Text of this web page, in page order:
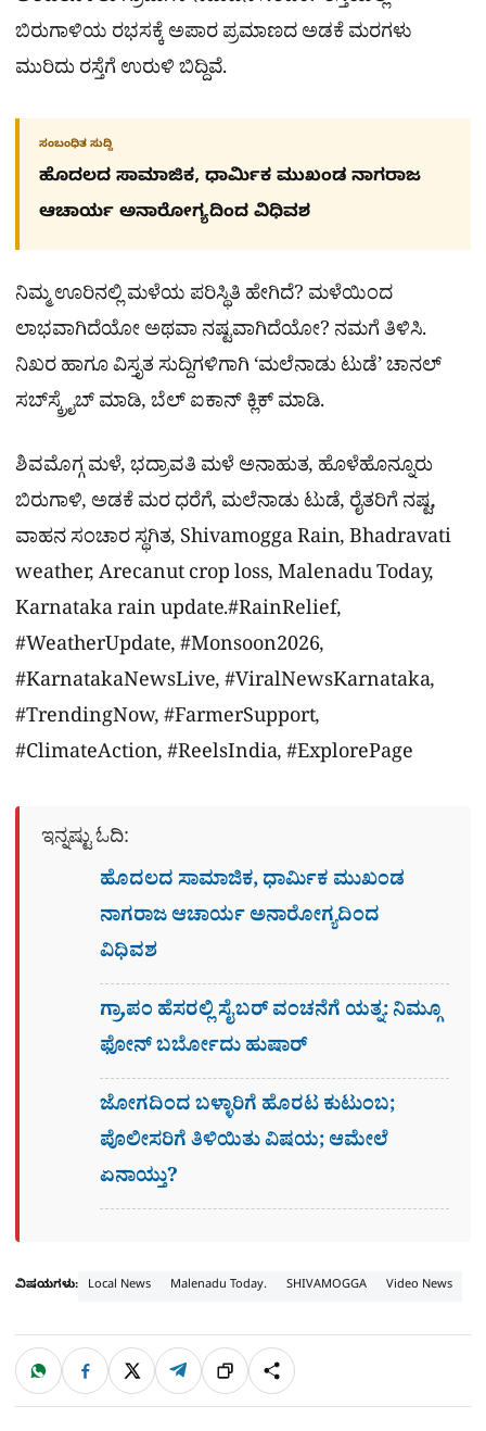
ಬಿರುಗಾಳಿಯ ರಭಸಕ್ಕೆ ಅಪಾರ ಪ್ರಮಾಣದ ಅಡಕೆ ಮರಗಳು
ಮುರಿದು ರಸ್ತೆಗೆ ಉರುಳಿ ಬಿದ್ದಿವೆ.
ಸಂಬಂಧಿತ ಸುದ್ದಿ
ಹೊದಲದ ಸಾಮಾಜಿಕ, ಧಾರ್ಮಿಕ ಮುಖಂಡ ನಾಗರಾಜ
ಆಚಾರ್ಯ ಅನಾರೋಗ್ಯದಿಂದ ವಿಧಿವಶ
ನಿಮ್ಮ ಊರಿನಲ್ಲಿ ಮಳೆಯ ಪರಿಸ್ಥಿತಿ ಹೇಗಿದೆ? ಮಳೆಯಿಂದ
ಲಾಭವಾಗಿದೆಯೋ ಅಥವಾ ನಷ್ಟವಾಗಿದೆಯೋ? ನಮಗೆ ತಿಳಿಸಿ.
ನಿಖರ ಹಾಗೂ ವಿಸ್ತೃತ ಸುದ್ದಿಗಳಿಗಾಗಿ ‘ಮಲೆನಾಡು ಟುಡೆ’ ಚಾನಲ್
ಸಬ್‌ಸ್ಕ್ರೈಬ್ ಮಾಡಿ, ಬೆಲ್ ಐಕಾನ್ ಕ್ಲಿಕ್ ಮಾಡಿ.
ಶಿವಮೊಗ್ಗ ಮಳೆ, ಭದ್ರಾವತಿ ಮಳೆ ಅನಾಹುತ, ಹೊಳೆಹೊನ್ನೂರು
ಬಿರುಗಾಳಿ, ಅಡಕೆ ಮರ ಧರೆಗೆ, ಮಲೆನಾಡು ಟುಡೆ, ರೈತರಿಗೆ ನಷ್ಟ,
ವಾಹನ ಸಂಚಾರ ಸ್ಥಗಿತ, Shivamogga Rain, Bhadravati
weather, Arecanut crop loss, Malenadu Today,
Karnataka rain update.#RainRelief,
#WeatherUpdate, #Monsoon2026,
#KarnatakaNewsLive, #ViralNewsKarnataka,
#TrendingNow, #FarmerSupport,
#ClimateAction, #ReelsIndia, #ExplorePage
ಇನ್ನಷ್ಟು ಓದಿ:
ಹೊದಲದ ಸಾಮಾಜಿಕ, ಧಾರ್ಮಿಕ ಮುಖಂಡ
ನಾಗರಾಜ ಆಚಾರ್ಯ ಅನಾರೋಗ್ಯದಿಂದ
ವಿಧಿವಶ
ಗ್ರಾ,ಪಂ ಹೆಸರಲ್ಲಿ ಸೈಬ‌ರ್ ವಂಚನೆಗೆ ಯತ್ನ: ನಿಮ್ಗೂ
ಫೋನ್​ ಬರ್ಬೋದು ಹುಷಾರ್​​
ಜೋಗದಿಂದ ಬಳ್ಳಾರಿಗೆ ಹೊರಟ ಕುಟುಂಬ;
ಪೊಲೀಸರಿಗೆ ತಿಳಿಯಿತು ವಿಷಯ; ಆಮೇಲೆ
ಏನಾಯ್ತು?
ವಿಷಯಗಳು: Local News Malenadu Today. SHIVAMOGGA Video News
ಹಂಚಿಕೊಳ್ಳಿ
W
a
t
F
c
e
X T
l
e
ಲಿಂ
ಕ್
S
h